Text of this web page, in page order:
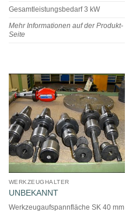
Gesamtleistungsbedarf 3 kW
Mehr Informationen auf der Produkt-
Seite
WERKZEUGHALTER
UNBEKANNT
Werkzeugaufspannfläche SK 40 mm